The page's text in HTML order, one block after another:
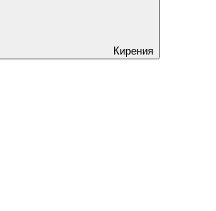
Кирения